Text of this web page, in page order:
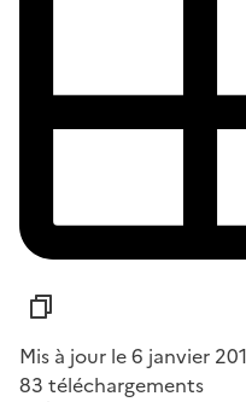
Mis à jour le 6 janvier
83 téléchargements